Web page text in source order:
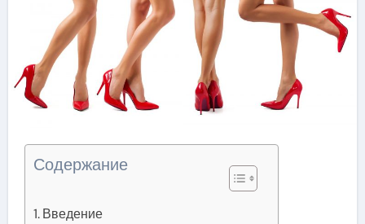
Содержание
Введение